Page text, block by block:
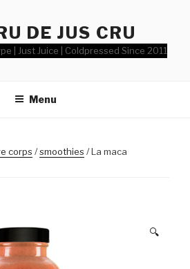
DE JUS CRU
| Just Juice | Coldpressed Since 2011
Menu
corps /smoothies / La maca
🔍